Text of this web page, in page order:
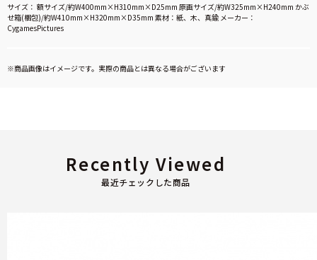
サイズ： 額サイズ/約W400mm×H310mm×D25mm 原画サイズ/約W325mm×H240mm かぶ
せ箱(梱包)/約W410mm×H320mm×D35mm 素材：紙、木、真鍮 メーカー：
CygamesPictures
※商品画像はイメージです。実際の商品とは異なる場合がございます
最近チェックした商品
Recently Viewed